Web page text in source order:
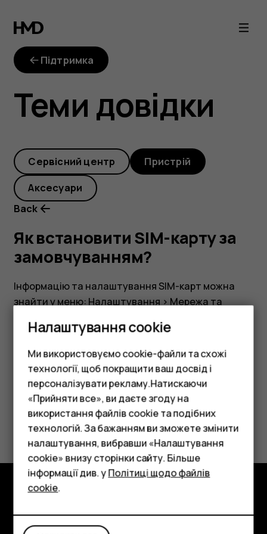
Як
встановити
SIM-
карту
за
замовчуванням?
Смартфони
Фічерфони
Аксесуари
Планшети
Підтримка
Теми довідки
Cервісний центр Пристрій
Аксесуари
Back
Як встановити SIM-карту за
замовчуванням?
Інформацію та налаштування SIM-карт можна
знайти у меню: Налаштування > Мережа та
Це було для вас корисним?
Ні
Детальніше
Налаштування cookie
Ми використовуємо cookie-файли та схожі
технології, щоб покращити ваш досвід і
персоналізувати рекламу.Натискаючи
«Прийняти все», ви даєте згоду на
використання файлів cookie та подібних
технологій. За бажанням ви зможете змінити
налаштування, вибравши «Налаштування
cookie» внизу сторінки сайту. Більше
інформації див. уПолітиці щодо файлів
cookie.